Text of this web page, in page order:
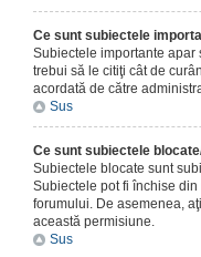
Ce sunt subiectele
Subiectele importante apar
trebui să le citiţi cât de
acordată de către
Sus
Ce sunt subiectele
Subiectele blocate sunt
Subiectele pot fi închise
forumului. De asemenea,
această permisiune.
Sus